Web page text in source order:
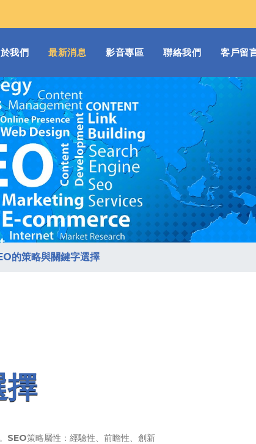
我們 最新消息 影音專區 聯絡我們 客戶留
的策略與關鍵字選擇
擇
SEO策略屬性：經驗性、前瞻性、創新